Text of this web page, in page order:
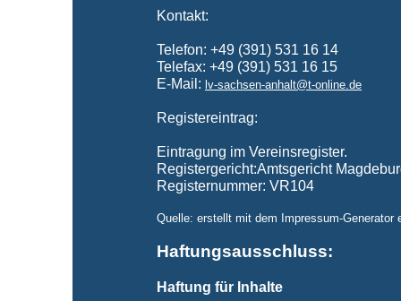
Kontakt:
Telefon: +49 (391) 531 16 14
Telefax: +49 (391) 531 16 15
E-Mail: lv-sachsen-anhalt@t-online.de
Registereintrag:
Eintragung im Vereinsregister.
Registergericht:Amtsgericht
Registernummer: VR104
Quelle: erstellt mit dem Impressum-Generator
Haftungsausschluss:
Haftung für Inhalte